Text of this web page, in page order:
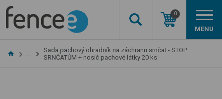
0
MENU
…
Sada pachový ohradník na záchranu srnčat - STOP
SRNČATŮM + nosič pachové látky 20 ks